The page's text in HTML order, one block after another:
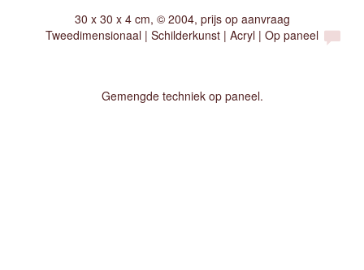
30 x 30 x 4 cm, © 2004, prijs op aanvraag
Tweedimensionaal | Schilderkunst | Acryl | Op paneel
Gemengde techniek op paneel.